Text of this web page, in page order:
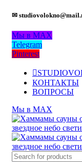
✉
Мы в MAX
Telegram
Pinterest
КОНТАКТЫ
ВОПРОСЫ
Мы в MAX